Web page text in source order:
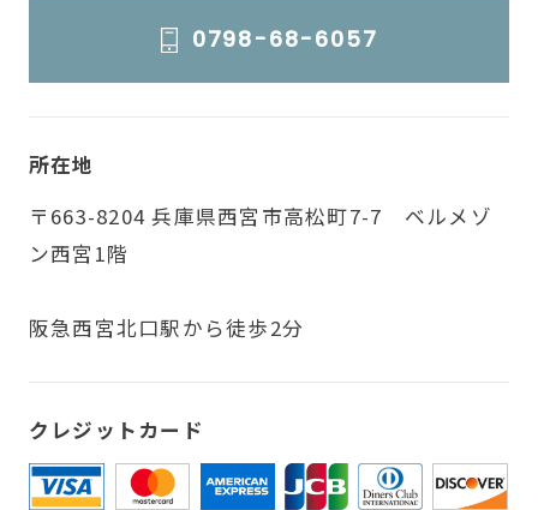
0798-68-6057
所在地
〒663-8204 兵庫県西宮市高松町7-7 ベルメゾ
ン西宮1階
阪急西宮北口駅から徒歩2分
クレジットカード